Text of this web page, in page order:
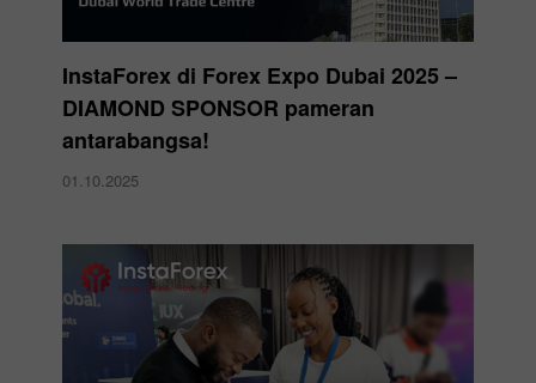
InstaForex di Forex Expo Dubai 2025 –
DIAMOND SPONSOR pameran
antarabangsa!
01.10.2025